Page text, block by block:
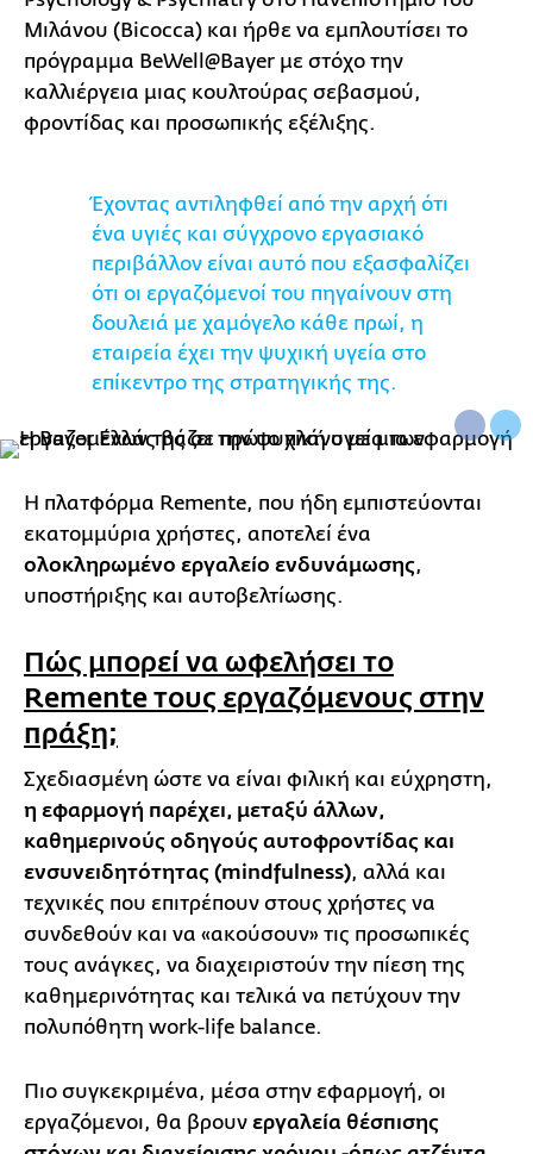
Μιλάνου (Bicocca) και ήρθε να εμπλουτίσει το
πρόγραμμα BeWell@Bayer με στόχο την
καλλιέργεια μιας κουλτούρας σεβασμού,
φροντίδας και προσωπικής εξέλιξης.
Έχοντας αντιληφθεί από την αρχή ότι
ένα υγιές και σύγχρονο εργασιακό
περιβάλλον είναι αυτό που εξασφαλίζει
ότι οι εργαζόμενοί του πηγαίνουν στη
δουλειά με χαμόγελο κάθε πρωί, η
εταιρεία έχει την ψυχική υγεία στο
επίκεντρο της στρατηγικής της.
Η πλατφόρμα Remente, που ήδη εμπιστεύονται
εκατομμύρια χρήστες, αποτελεί ένα
ολοκληρωμένο εργαλείο ενδυνάμωσης,
υποστήριξης και αυτοβελτίωσης.
Πώς μπορεί να ωφελήσει το
Remente τους εργαζόμενους στην
πράξη;
Σχεδιασμένη ώστε να είναι φιλική και εύχρηστη,
η εφαρμογή παρέχει, μεταξύ άλλων,
καθημερινούς οδηγούς αυτοφροντίδας και
ενσυνειδητότητας (mindfulness), αλλά και
τεχνικές που επιτρέπουν στους χρήστες να
συνδεθούν και να «ακούσουν» τις προσωπικές
τους ανάγκες, να διαχειριστούν την πίεση της
καθημερινότητας και τελικά να πετύχουν την
πολυπόθητη work-life balance.
Πιο συγκεκριμένα, μέσα στην εφαρμογή, οι
εργαζόμενοι, θα βρουν εργαλεία θέσπισης